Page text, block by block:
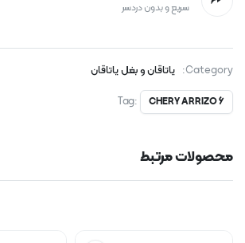
سریع و بدون دردسر
Category:
یاتاقان و بغل یاتاقان
Tag:
CHERY ARRIZO 6
محصولات مرتبط